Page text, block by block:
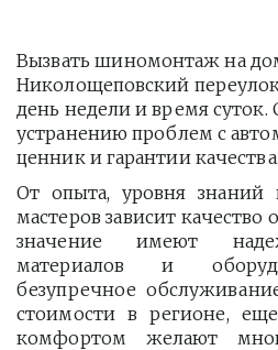
Вызвать шиномонтаж на
Николощеповский
день недели и время
устранению проблем с
ценник и гарантии качества.
От опыта, уровня знаний
мастеров зависит
значение имеют
материалов и
безупречное
стоимости в регионе,
комфортом желают